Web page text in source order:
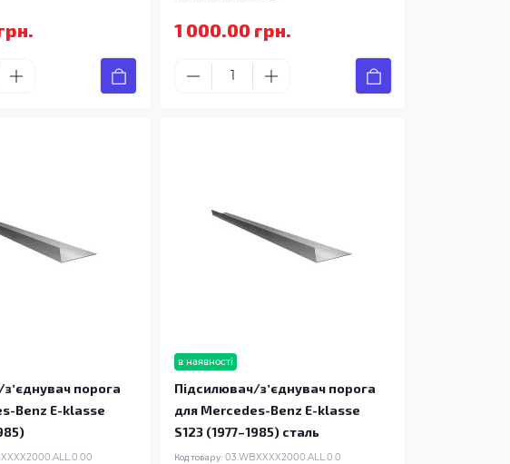
1 000.00 грн.
порога
Benz E-klasse
в наявності
Підсилювач/зʼєднувач порога
для Mercedes-Benz E-klasse
S123 (1977–1985) сталь
Код товару: 03.WBXXXX2000.ALL.0.0